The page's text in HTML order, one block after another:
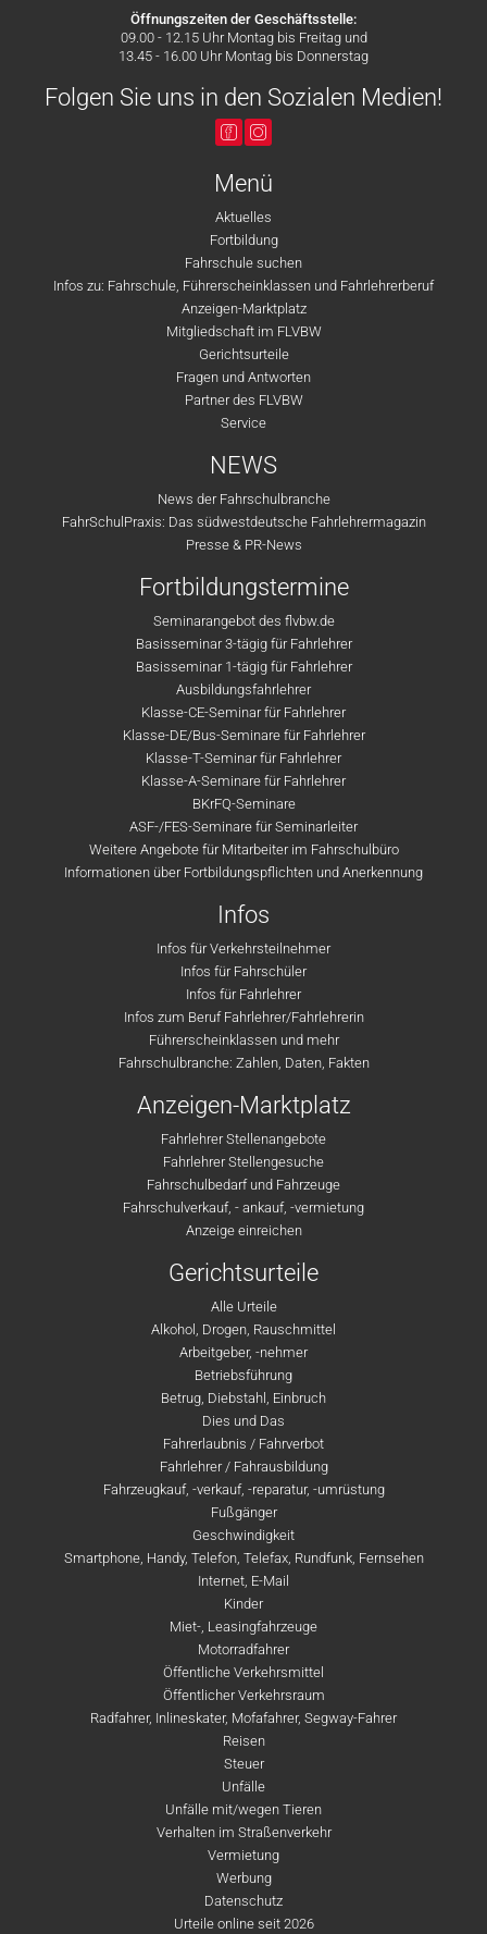
Öffnungszeiten der Geschäftsstelle:
09.00 - 12.15 Uhr Montag bis Freitag und
13.45 - 16.00 Uhr Montag bis Donnerstag
Folgen Sie uns in den Sozialen Medien!
Menü
Aktuelles
Fortbildung
Fahrschule suchen
Infos zu: Fahrschule, Führerscheinklassen und Fahrlehrerberuf
Anzeigen-Marktplatz
Mitgliedschaft im FLVBW
Gerichtsurteile
Fragen und Antworten
Partner des FLVBW
Service
NEWS
News der Fahrschulbranche
FahrSchulPraxis: Das südwestdeutsche Fahrlehrermagazin
Presse & PR-News
Fortbildungstermine
Seminarangebot des flvbw.de
Basisseminar 3-tägig für Fahrlehrer
Basisseminar 1-tägig für Fahrlehrer
Ausbildungsfahrlehrer
Klasse-CE-Seminar für Fahrlehrer
Klasse-DE/Bus-Seminare für Fahrlehrer
Klasse-T-Seminar für Fahrlehrer
Klasse-A-Seminare für Fahrlehrer
BKrFQ-Seminare
ASF-/FES-Seminare für Seminarleiter
Weitere Angebote für Mitarbeiter im Fahrschulbüro
Informationen über Fortbildungspflichten und Anerkennung
Infos
Infos für Verkehrsteilnehmer
Infos für Fahrschüler
Infos für Fahrlehrer
Infos zum Beruf Fahrlehrer/Fahrlehrerin
Führerscheinklassen und mehr
Fahrschulbranche: Zahlen, Daten, Fakten
Anzeigen-Marktplatz
Fahrlehrer Stellenangebote
Fahrlehrer Stellengesuche
Fahrschulbedarf und Fahrzeuge
Fahrschulverkauf, - ankauf, -vermietung
Anzeige einreichen
Gerichtsurteile
Alle Urteile
Alkohol, Drogen, Rauschmittel
Arbeitgeber, -nehmer
Betriebsführung
Betrug, Diebstahl, Einbruch
Dies und Das
Fahrerlaubnis / Fahrverbot
Fahrlehrer / Fahrausbildung
Fahrzeugkauf, -verkauf, -reparatur, -umrüstung
Fußgänger
Geschwindigkeit
Smartphone, Handy, Telefon, Telefax, Rundfunk, Fernsehen
Internet, E-Mail
Kinder
Miet-, Leasingfahrzeuge
Motorradfahrer
Öffentliche Verkehrsmittel
Öffentlicher Verkehrsraum
Radfahrer, Inlineskater, Mofafahrer, Segway-Fahrer
Reisen
Steuer
Unfälle
Unfälle mit/wegen Tieren
Verhalten im Straßenverkehr
Vermietung
Werbung
Datenschutz
Urteile online seit 2026